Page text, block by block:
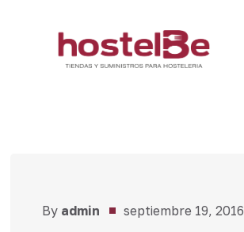
Noticias
By admin septiembre 19, 2016